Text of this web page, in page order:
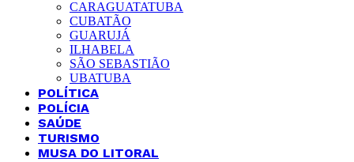
CARAGUATATUBA
CUBATÃO
GUARUJÁ
ILHABELA
SÃO SEBASTIÃO
UBATUBA
POLÍTICA
POLÍCIA
SAÚDE
TURISMO
MUSA DO LITORAL